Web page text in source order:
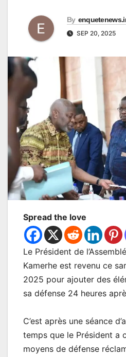
By
SEP 20, 2025
Spread the love
Le Président de
Kamerhe est revenu ce
2025 pour ajouter des
sa défense 24 heures
C’est après une séance
temps que le Président a
moyens de défense